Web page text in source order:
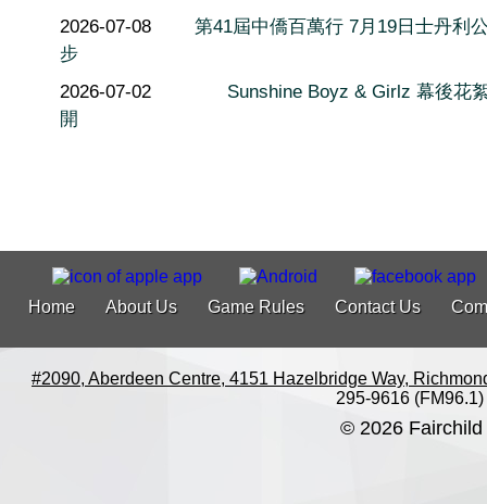
2026-07-08
第41屆中僑百萬行 7月19日士丹利
步
2026-07-02
Sunshine Boyz & Girlz 幕後花
開
Home About Us Game Rules Contact Us
#2090, Aberdeen Centre, 4151 Hazelbridge Way,
295-9616 (FM96.1)
© 2026 Fairchild